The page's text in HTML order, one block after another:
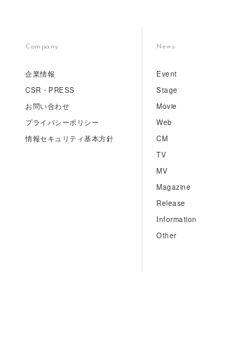
Company
企業情報
CSR・PRESS
お問い合わせ
プライバシーポリシー
情報セキュリティ基本方針
News
Event
Stage
Movie
Web
CM
TV
MV
Magazine
Release
Information
Other